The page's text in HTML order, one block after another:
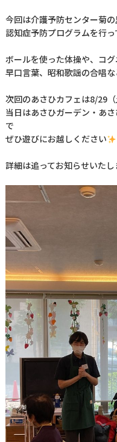
今回は介護予防センター菊の
認知症予防プログラムを行
ボールを使った体操や、コグ
早口言葉、昭和歌謡の合唱
次回のあさひカフェは8/29（
当日はあさひガーデン・あ
で
ぜひ遊びにお越しください
詳細は追ってお知らせいたし